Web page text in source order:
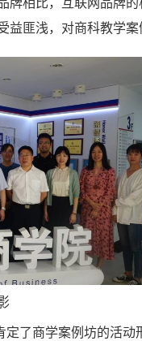
相比，互联网品牌
匪浅，对商科教学案
了商学案例坊的活